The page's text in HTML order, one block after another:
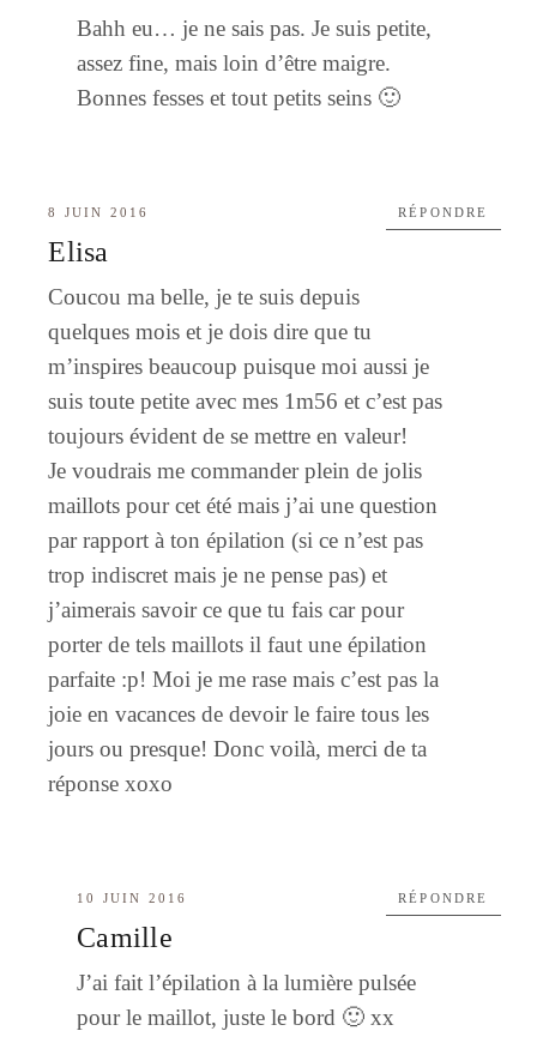
Bahh eu… je ne sais pas. Je suis petite,
assez fine, mais loin d’être maigre.
Bonnes fesses et tout petits seins 🙂
8 JUIN 2016
Elisa
Coucou ma belle, je te suis depuis
quelques mois et je dois dire que tu
m’inspires beaucoup puisque moi aussi je
suis toute petite avec mes 1m56 et c’est pas
toujours évident de se mettre en valeur!
Je voudrais me commander plein de jolis
maillots pour cet été mais j’ai une question
par rapport à ton épilation (si ce n’est pas
trop indiscret mais je ne pense pas) et
j’aimerais savoir ce que tu fais car pour
porter de tels maillots il faut une épilation
parfaite :p! Moi je me rase mais c’est pas la
joie en vacances de devoir le faire tous les
jours ou presque! Donc voilà, merci de ta
réponse xoxo
RÉPONDRE
10 JUIN 2016
Camille
J’ai fait l’épilation à la lumière pulsée
pour le maillot, juste le bord 🙂 xx
RÉPONDRE